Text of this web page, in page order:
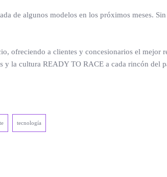
de algunos modelos en los próximos meses.
ofreciendo a clientes y concesionarios el mejor
y la cultura READY TO RACE a cada rincón del
tecnología